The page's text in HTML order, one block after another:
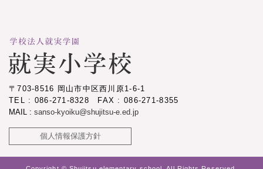
〒703-8516 岡山市中区西川原1-6-1
TEL : 086-271-8328 FAX : 086-271-8355
MAIL : sanso-kyoiku@shujitsu-e.ed.jp
個人情報保護方針